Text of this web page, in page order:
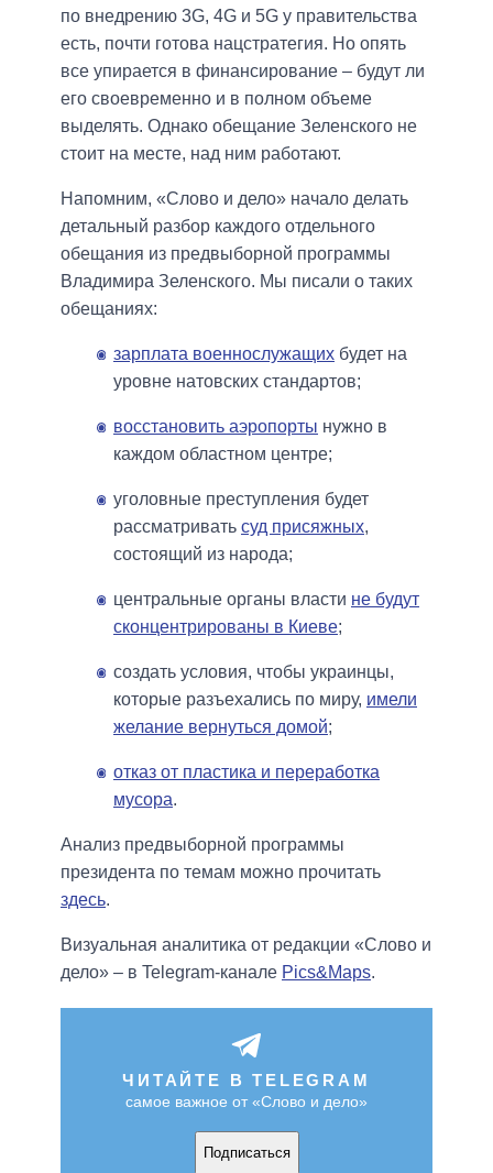
по внедрению 3G, 4G и 5G у правительства
есть, почти готова нацстратегия. Но опять
все упирается в финансирование – будут ли
его своевременно и в полном объеме
выделять. Однако обещание Зеленского не
стоит на месте, над ним работают.
Напомним, «Слово и дело» начало делать
детальный разбор каждого отдельного
обещания из предвыборной программы
Владимира Зеленского. Мы писали о таких
обещаниях:
зарплата военнослужащих будет на
уровне натовских стандартов;
восстановить аэропорты нужно в
каждом областном центре;
уголовные преступления будет
рассматривать суд присяжных,
состоящий из народа;
центральные органы власти не будут
сконцентрированы в Киеве;
создать условия, чтобы украинцы,
которые разъехались по миру, имели
желание вернуться домой;
отказ от пластика и переработка
мусора.
Анализ предвыборной программы
президента по темам можно прочитать
здесь.
Визуальная аналитика от редакции «Слово и
дело» – в Telegram-канале Pics&Maps.
ЧИТАЙТЕ В TELEGRAM
самое важное от «Слово и дело»
Подписаться